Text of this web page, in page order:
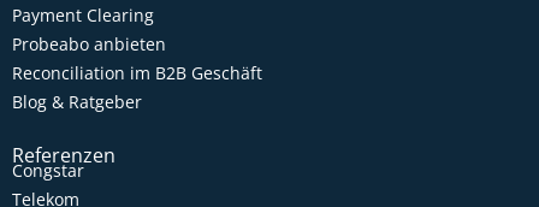
Payment Clearing
Probeabo anbieten
Reconciliation im B2B Geschäft
Blog & Ratgeber
Referenzen
Congstar
Telekom